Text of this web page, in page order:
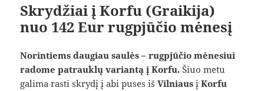
Skrydžiai į Korfu (Graikija)
nuo 142 Eur rugpjūčio mėnesį
Norintiems daugiau saulės – rugpjūčio mėnesiui
radome patrauklų variantą į Korfu. Šiuo metu
galima rasti skrydį į abi puses išVilniaus įKorfu